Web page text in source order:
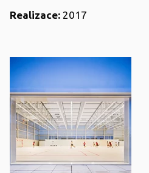
Realizace: 2017